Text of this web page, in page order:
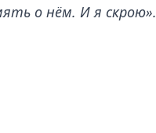
о нём. И я скрою».